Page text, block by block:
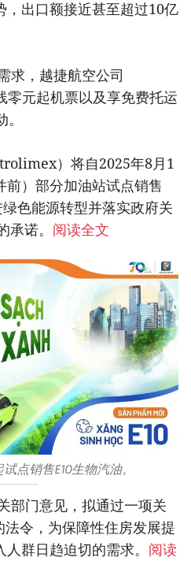
，出口额接近甚至超过10亿
求，越捷航空公司
零元起机票以及享免费托运
）将自2025年8月1
前）部分加油站试点销售
色能源转型并落实政府关
诺。 阅读全文
点销售E10生物汽油。
部门意见，拟通过一项关
令，为保障性住房发展提
群日趋迫切的需求。 阅读